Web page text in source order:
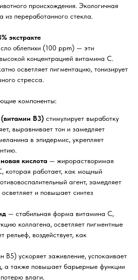
происхождения. Экологичная
из переработанного стекла.
экстракте
облепихи (100 ppm) — эти
концентрацией витамина C.
осветляет пигментацию, тонизирует
стресса.
компоненты:
B3) стимулирует выработку
выравнивает тон и замедляет
в эпидермис, укрепляет
кислота — жирорастворимая
которая работает, как мощный
агент, замедляет
и повышает синтез
— стабильная форма витамина С,
коллагена, осветляет пигментные
рельеф, воздействует, как
B5) ускоряет заживление, успокаивает
а также повышает барьерные функции
влаги.